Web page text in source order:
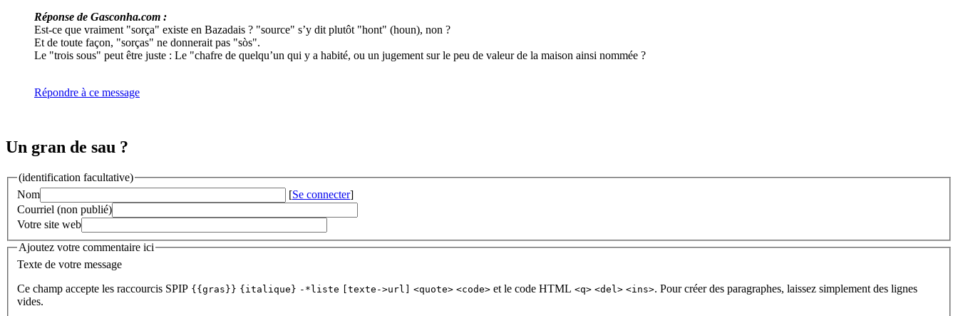
Réponse de Gasconha.com :
Est-ce que vraiment "sorça" existe en Bazadais ? "source" s’y dit plutôt "hont" (houn), non ?
Et de toute façon, "sorças" ne donnerait pas "sòs".
Le "trois sous" peut être juste : Le "chafre de quelqu’un qui y a habité, ou un jugement sur le peu de valeur de la maison ainsi nommée ?
Répondre à ce message
Un gran de sau ?
(identification facultative)
Nom
[Se connecter]
Courriel (non publié)
Votre site web
Ajoutez votre commentaire ici
Texte de votre message
Ce champ accepte les raccourcis SPIP {{gras}} {italique} -*liste [texte->url] <quote> <code> et le code HTML <q> <del> <ins>. Pour créer des paragraphes, laissez simplement des lignes
vides.